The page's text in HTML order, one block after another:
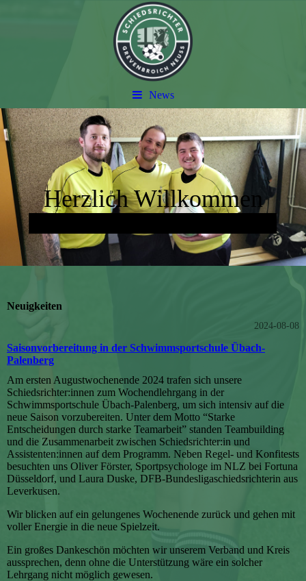
News
Herzlich Willkommen
Liebe den Sport. Leite das Spiel.
Neuigkeiten
2024-08-08
Saisonvorbereitung in der Schwimmsportschule Übach-
Palenberg
Am ersten Augustwochenende 2024 trafen sich unsere
Schiedsrichter:innen zum Wochendlehrgang in der
Schwimmsportschule Übach-Palenberg, um sich intensiv auf die
neue Saison vorzubereiten. Unter dem Motto “Starke
Entscheidungen durch starke Teamarbeit” standen Teambuilding
und die Zusammenarbeit zwischen Schiedsrichter:in und
Assistenten:innen auf dem Programm. Neben Regel- und Konfitests
besuchten uns Oliver Förster, Sportpsychologe im NLZ bei Fortuna
Düsseldorf, und Laura Duske, DFB-Bundesligaschiedsrichterin aus
Leverkusen.
Wir blicken auf ein gelungenes Wochenende zurück und gehen mit
voller Energie in die neue Spielzeit.
Ein großes Dankeschön möchten wir unserem Verband und Kreis
aussprechen, denn ohne die Unterstützung wäre ein solcher
Lehrgang nicht möglich gewesen.